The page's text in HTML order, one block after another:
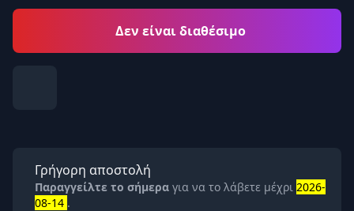
Δεν είναι διαθέσιμο
Γρήγορη αποστολή
Παραγγείλτε το σήμερα για να το λάβετε μέχρι 2026-
08-14 .